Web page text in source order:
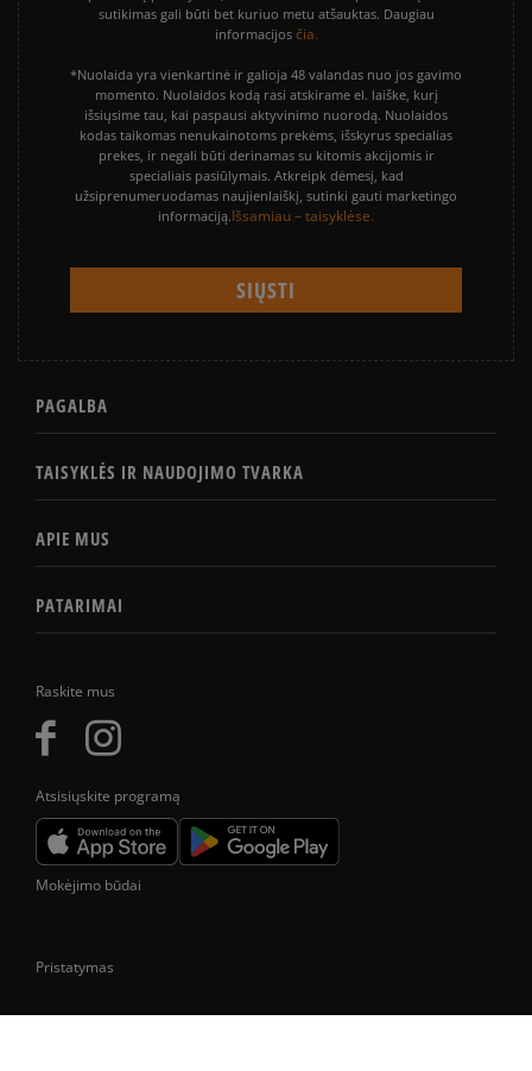
Raskite mus
Atsisiųskite programą
sutikimas gali būti bet kuriuo metu atšauktas. Daugiau
informacijos čia.
*Nuolaida yra vienkartinė ir galioja 48 valandas nuo jos gavimo
momento. Nuolaidos kodą rasi atskirame el. laiške, kurį
išsiųsime tau, kai paspausi aktyvinimo nuorodą. Nuolaidos
kodas taikomas nenukainotoms prekėms, išskyrus specialias
prekes, ir negali būti derinamas su kitomis akcijomis ir
specialiais pasiūlymais. Atkreipk dėmesį, kad
užsiprenumeruodamas naujienlaiškį, sutinki gauti marketingo
informaciją.Išsamiau – taisyklėse.
PAGALBA
TAISYKLĖS IR NAUDOJIMO TVARKA
APIE MUS
PATARIMAI
Mokėjimo būdai
Pristatymas